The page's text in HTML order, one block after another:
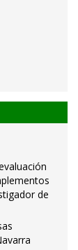
de